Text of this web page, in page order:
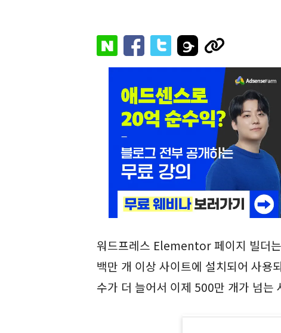
워드프레스 Elementor 페이지 빌더
백만 개 이상 사이트에 설치되어 사
수가 더 늘어서 이제 500만 개가 넘는